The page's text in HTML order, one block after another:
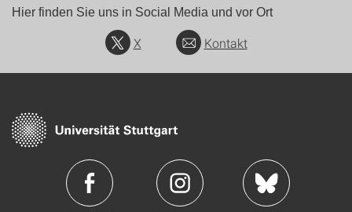
Hier finden Sie uns in Social Media und vor Ort
X Kontakt